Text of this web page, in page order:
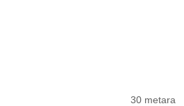
30 metara